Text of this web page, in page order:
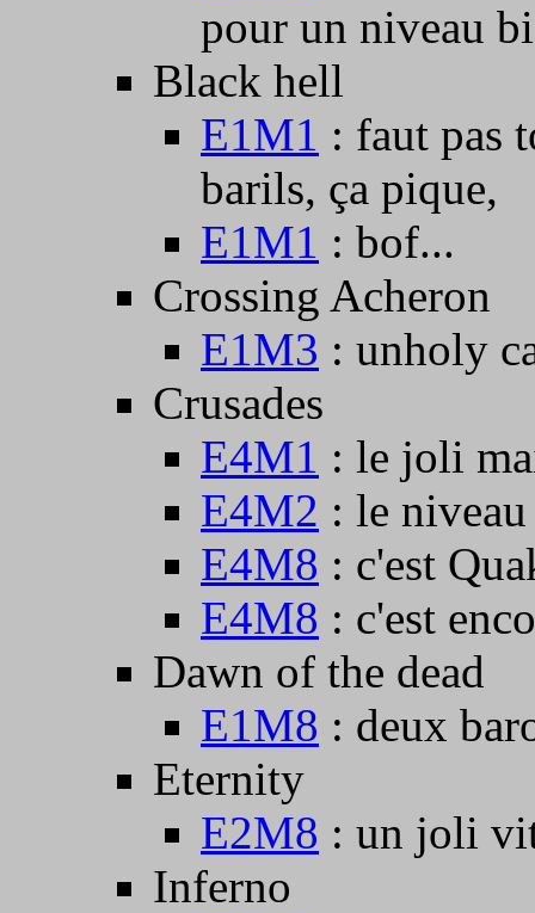
pour un niveau
Black hell
E1M1 : faut pas
barils, ça pique,
E1M1 : bof...
Crossing Acheron
E1M3 : unholy
Crusades
E4M1 : le joli
E4M2 : le
E4M8 : c'est
E4M8 : c'est
Dawn of the dead
E1M8 : deux
Eternity
E2M8 : un joli
Inferno